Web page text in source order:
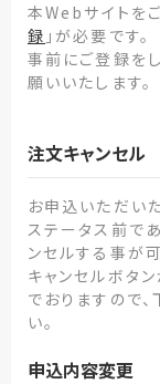
本Webサイトを
録 」が必要です。
事前にご登録を
願いいたします。
注文キャンセル
お申込いただい
ステータス前で
ンセルする事が可
キャンセルボタ
でおりますので
い。
申込内容変更